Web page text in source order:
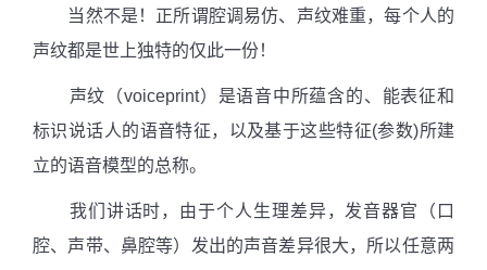
当然不是！正所谓腔调易仿、声纹难重，每个人的
声纹都是世上独特的仅此一份！
声纹（voiceprint）是语音中所蕴含的、能表征和
标识说话人的语音特征，以及基于这些特征(参数)所建
立的语音模型的总称。
我们讲话时，由于个人生理差异，发音器官（口
腔、声带、鼻腔等）发出的声音差异很大，所以任意两